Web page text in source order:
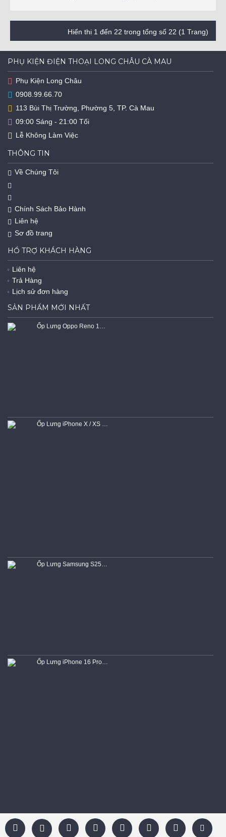
Hiển thị 1 đến 22 trong tổng số 22 (1 Trang)
PHỤ KIỆN ĐIỆN THOẠI LONG CHÂU CÀ MAU
Phụ Kiện Long Châu
0908.99.66.70
113 Bùi Thị Trường, Phường 5, TP. Cà Mau
09:00 Sáng - 21:00 Tối
Lễ Không Làm Việc
THÔNG TIN
Về Chúng Tôi
Chính Sách Bảo Hành
Liên hệ
Sơ đồ trang
HỔ TRỢ KHÁCH HÀNG
Liên hệ
Trả Hàng
Lịch sử đơn hàng
SẢN PHẨM MỚI NHẤT